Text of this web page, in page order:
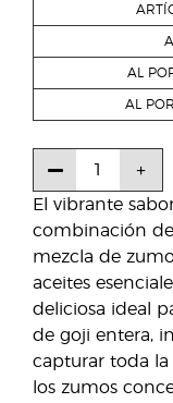
El vibrante
combinación
mezcla de
aceites
deliciosa ideal
de goji entera,
capturar toda la
los zumos
AL
AL